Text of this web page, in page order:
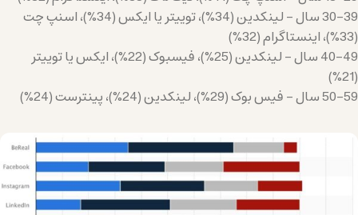
30-39 سال – لینکدین (34%)، توییتر یا ایکس (34%)، اسنپ چت
(33%)، اینستاگرام (32%)
40-49 سال – لینکدین (25%)، فیسبوک (22%)، ایکس یا توییتر
(21%)
50-59 سال – فیس بوک (29%)، لینکدین (24%)، پینترست (24%)